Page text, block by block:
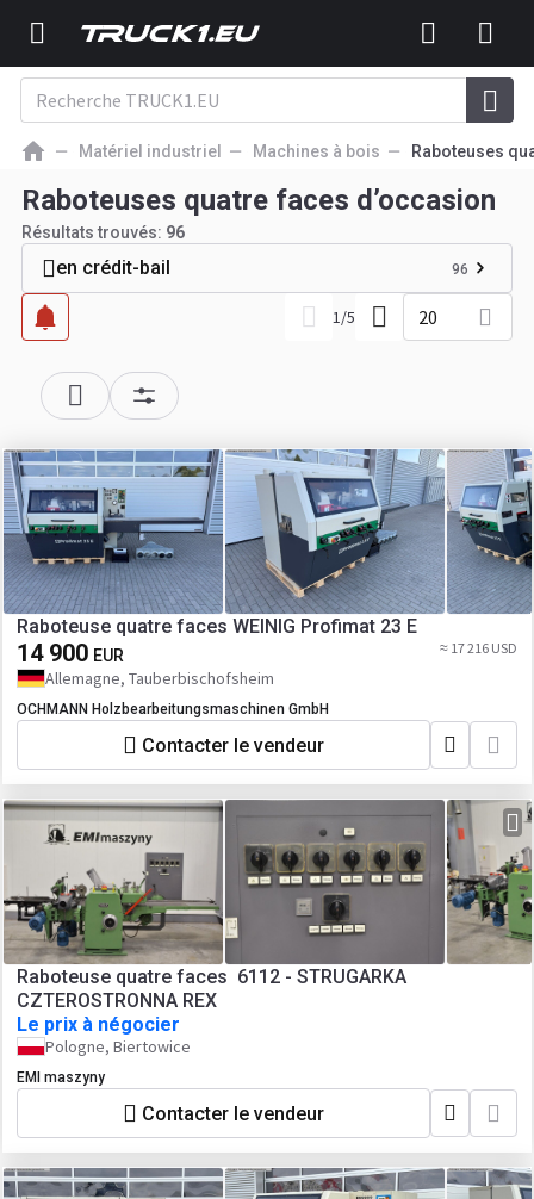
Matériel industriel Machines à bois Raboteuses
Raboteuses quatre faces d’occasion
Résultats trouvés: 96
en crédit-bail 96
1/5 20
Raboteuse quatre faces WEINIG Profimat 23 E
14 900 EUR ≈ 17 216 USD
Allemagne, Tauberbischofsheim
OCHMANN Holzbearbeitungsmaschinen GmbH
Contacter le vendeur
Raboteuse quatre faces 6112 - STRUGARKA
CZTEROSTRONNA REX
Le prix à négocier
Pologne, Biertowice
EMI maszyny
Contacter le vendeur